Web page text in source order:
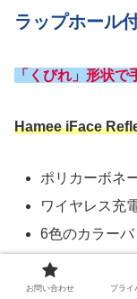
ラップホール
「くびれ」形状
Hamee iFace
ポリカーボネ
ワイヤレス充
6色のカラー
お問い合わせ プライ